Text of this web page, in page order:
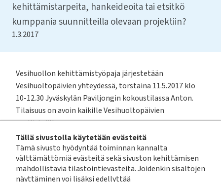
Tällä sivustolla käytetään evästeitä
Tämä sivusto hyödyntää toiminnan kannalta
välttämättömiä evästeitä sekä sivuston kehittämisen
mahdollistavia tilastointievästeitä. Joidenkin sisältöjen
näyttäminen voi lisäksi edellyttää
kehittämistarpeita, hankeideoita tai etsitkö
kumppania suunnitteilla olevaan projektiin?
1.3.2017
Vesihuollon kehittämistyöpaja järjestetään
Vesihuoltopäivien yhteydessä, torstaina 11.5.2017 klo
10-12.30 Jyväskylän Paviljongin kokoustilassa Anton.
Tilaisuus on avoin kaikille Vesihuoltopäivien
osallistujille.
Ilmoita halukkuutesi esitellä tarvettasi/ideaasi kolmen